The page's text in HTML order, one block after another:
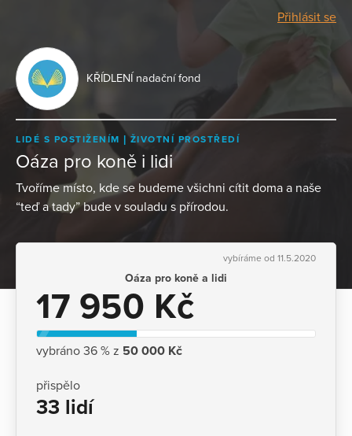
Přihlásit se
KŘÍDLENÍ nadační fond
LIDÉ S POSTIŽENÍM ŽIVOTNÍ PROSTŘEDÍ
Oáza pro koně i lidi
Tvoříme místo, kde se budeme všichni cítit doma a naše
“teď a tady” bude v souladu s přírodou.
vybíráme od 11.5.2020
Oáza pro koně a lidi
17 950 Kč
vybráno 36 % z 50 000 Kč
přispělo
33 lidí